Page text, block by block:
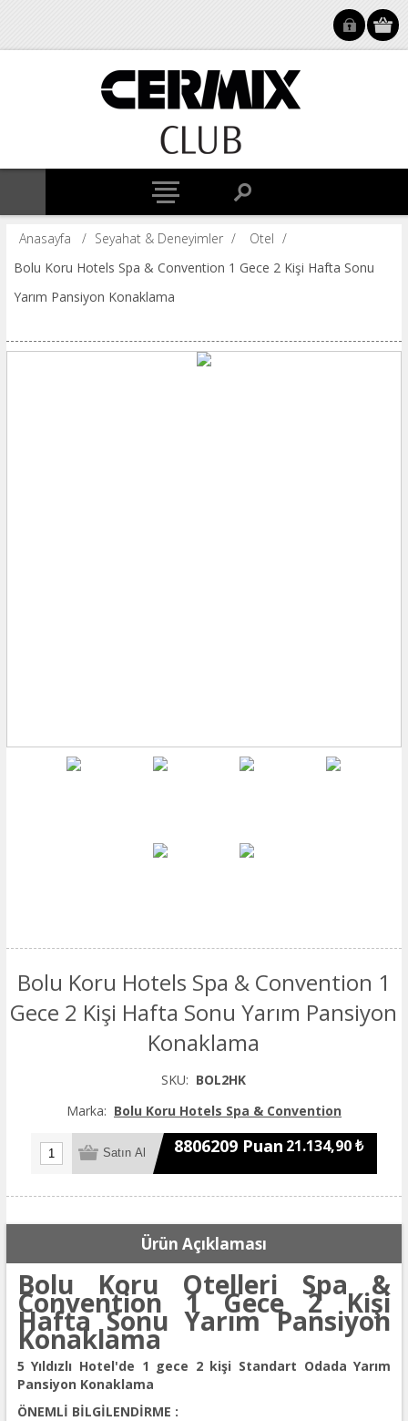
Anasayfa / Seyahat & Deneyimler / Otel /
Bolu Koru Hotels Spa & Convention 1 Gece 2 Kişi Hafta Sonu
Yarım Pansiyon Konaklama
Bolu Koru Hotels Spa & Convention 1
Gece 2 Kişi Hafta Sonu Yarım Pansiyon
Konaklama
SKU: BOL2HK
Marka: Bolu Koru Hotels Spa & Convention
8806209 Puan 21.134,90 ₺
Ürün Açıklaması
Bolu Koru Otelleri Spa &
Convention 1 Gece 2 Kişi
Hafta Sonu Yarım Pansiyon
Konaklama
5 Yıldızlı Hotel'de 1 gece 2 kişi Standart Odada Yarım
Pansiyon Konaklama
ÖNEMLİ BİLGİLENDİRME :